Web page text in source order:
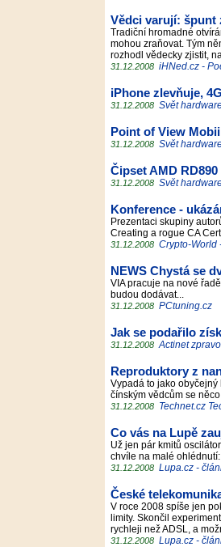
Vědci varují: špunt
Tradiční hromadné
mohou zraňovat. Tým
rozhodl vědecky zjistit,
31.12.2008 iHNed.cz -
iPhone zlevňuje,
31.12.2008 Svět
Point of View
31.12.2008 Svět
Čipset AMD
31.12.2008 Svět
Konference -
Prezentaci skupiny
Creating a rogue CA
31.12.2008 Crypto-World
NEWS Chystá se
VIA pracuje na nové
budou dodávat...
31.12.2008 PCtuning.cz
Jak se podařilo
31.12.2008 Actinet
Reproduktory z
Vypadá to jako
čínským vědcům se
31.12.2008 Technet.cz
Co vás na Lupě
Už jen pár kmitů
chvíle na malé
31.12.2008 Lupa.cz -
České
V roce 2008 spíše jen
limity. Skončil
rychleji než ADSL, a
31.12.2008 Lupa.cz -